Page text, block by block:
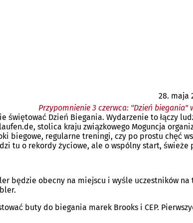
28. maja
Przypomnienie 3 czerwca: "Dzień
świętować Dzień Biegania. Wydarzenie to łączy
stolica kraju związkowego Moguncja
biegowe, regularne treningi, czy po prostu chęć
tu o rekordy życiowe, ale o wspólny start,
będzie obecny na miejscu i wyśle uczestników
buty do biegania marek Brooks i CEP.